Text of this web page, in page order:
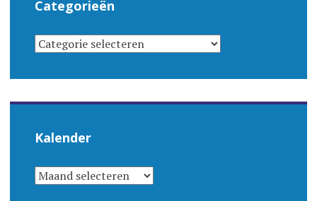
Categorieën
CATEGORIEËN
Kalender
KALENDER